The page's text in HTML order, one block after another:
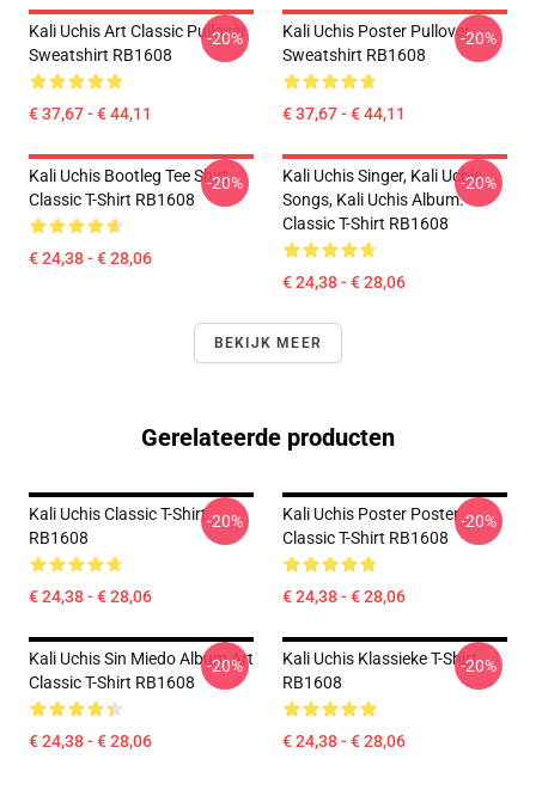
Kali Uchis Art Classic Pullover
Sweatshirt RB1608
€ 37,67 - € 44,11
-20%
Kali Uchis Poster Pullover
Sweatshirt RB1608
€ 37,67 - € 44,11
-20%
Kali Uchis Bootleg Tee Shirt
Classic T-Shirt RB1608
€ 24,38 - € 28,06
-20%
Kali Uchis Singer, Kali Uchis
Songs, Kali Uchis Album.
Classic T-Shirt RB1608
€ 24,38 - € 28,06
-20%
BEKIJK MEER
Gerelateerde producten
Kali Uchis Classic T-Shirt
RB1608
€ 24,38 - € 28,06
-20%
Kali Uchis Poster Poster
Classic T-Shirt RB1608
€ 24,38 - € 28,06
-20%
Kali Uchis Sin Miedo Album Art
Classic T-Shirt RB1608
€ 24,38 - € 28,06
-20%
Kali Uchis Klassieke T-Shirt
RB1608
€ 24,38 - € 28,06
-20%